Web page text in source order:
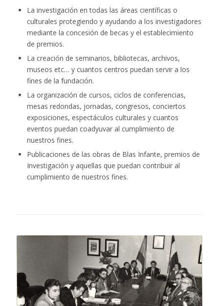
La investigación en todas las áreas científicas o
culturales protegiendo y ayudando a los investigadores
mediante la concesión de becas y el establecimiento
de premios.
La creación de seminarios, bibliotecas, archivos,
museos etc… y cuantos centros puedan servir a los
fines de la fundación.
La organización de cursos, ciclos de conferencias,
mesas redondas, jornadas, congresos, conciertos
exposiciones, espectáculos culturales y cuantos
eventos puedan coadyuvar al cumplimiento de
nuestros fines.
Publicaciones de las obras de Blas Infante, premios de
Investigación y aquellas que puedan contribuir al
cumplimiento de nuestros fines.